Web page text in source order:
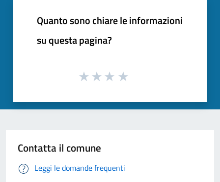
Quanto sono chiare le informazioni
su questa pagina?
Contatta il comune
Leggi le domande frequenti